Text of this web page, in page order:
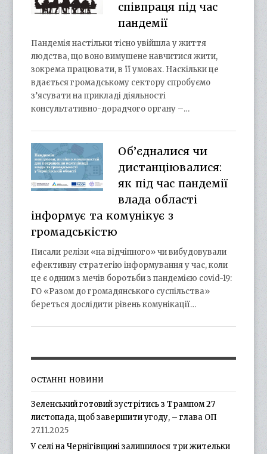
співпраця під час
пандемії
Пандемія настільки тісно увійшла у життя
людства, що воно вимушене навчитися жити,
зокрема працювати, в її умовах. Наскільки це
вдається громадському сектору спробуємо
з’ясувати на прикладі діяльності
консультативно-дорадчого органу –…
Об’єдналися чи
дистанціювалися:
як під час пандемії
влада області
інформує та комунікує з
громадськістю
Писали релізи «на відчіпного» чи вибудовували
ефективну стратегію інформування у час, коли
це є одним з мечів боротьби з пандемією covid-19:
ГО «Разом до громадянського суспільства»
береться дослідити рівень комунікації…
ОСТАННІ НОВИНИ
Зеленський готовий зустрітись з Трампом 27
листопада, щоб завершити угоду, – глава ОП
27.11.2025
У селі на Чернігівщині залишилося три жительки